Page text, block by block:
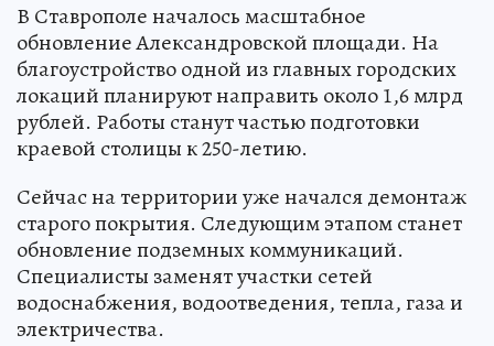
В Ставрополе началось масштабное
обновление Александровской площади. На
благоустройство одной из главных городских
локаций планируют направить около 1,6 млрд
рублей. Работы станут частью подготовки
краевой столицы к 250-летию.
Сейчас на территории уже начался демонтаж
старого покрытия. Следующим этапом станет
обновление подземных коммуникаций.
Специалисты заменят участки сетей
водоснабжения, водоотведения, тепла, газа и
электричества.